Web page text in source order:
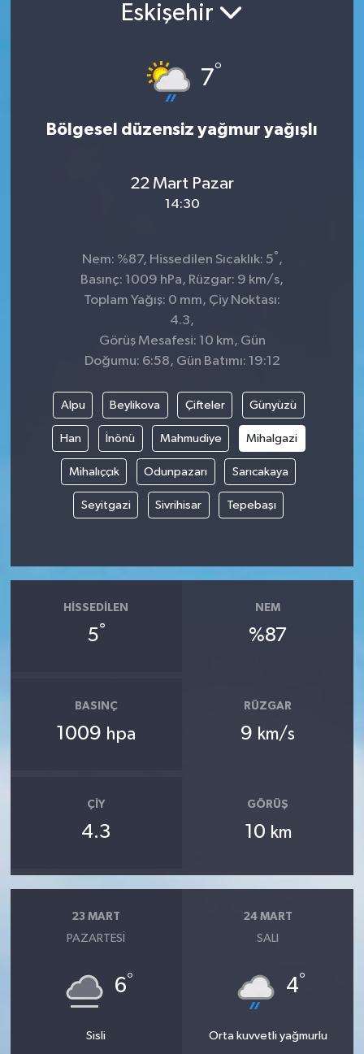
Eskişehir
7°
Bölgesel düzensiz yağmur yağışlı
22 Mart Pazar
14:30
Nem: %87, Hissedilen Sıcaklık: 5° ,
Basınç: 1009 hPa, Rüzgar: 9 km/s,
Toplam Yağış: 0 mm, Çiy Noktası:
4.3,
Görüş Mesafesi: 10 km, Gün
Doğumu: 6:58, Gün Batımı: 19:12
Alpu Beylikova Çifteler Günyüzü
Han İnönü Mahmudiye Mihalgazi
Mihalıççık Odunpazarı Sarıcakaya
Seyitgazi Sivrihisar Tepebaşı
HISSEDILEN
5°
NEM
%87
BASINÇ
1009 hpa
RÜZGAR
9 km/s
ÇIY
4.3
GÖRÜŞ
10 km
23 MART
PAZARTESI
6°
Sisli
24 MART
SALI
4°
Orta kuvvetli yağmurlu